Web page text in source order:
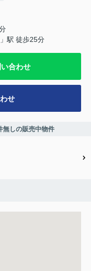
」駅 徒歩25分
合わせ
せ
しの販売中物件